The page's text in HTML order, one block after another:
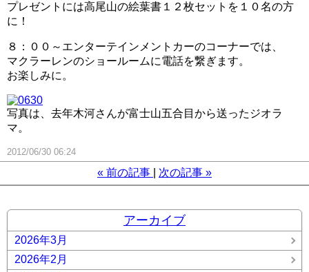
プレゼントには高尾山の絵葉書１２枚セットを１０名の方
に！
８：００～エンターテインメントカーのコーナーでは、
マクラーレンのショールームに電話を繋ぎます。
お楽しみに。
写真は、去年木河さんが富士山五合目から送ったジオラ
マ。
2012/06/30 06:24
« 前の記事 次の記事 »
アーカイブ
2026年3月
2026年2月